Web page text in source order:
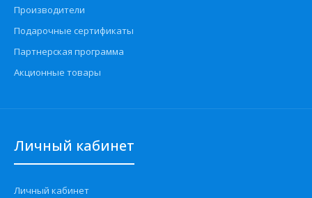
Производители
Подарочные сертификаты
Партнерская программа
Акционные товары
Личный кабинет
Личный кабинет